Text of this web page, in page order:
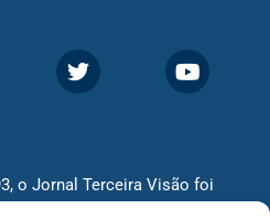
o Jornal Terceira Visão foi